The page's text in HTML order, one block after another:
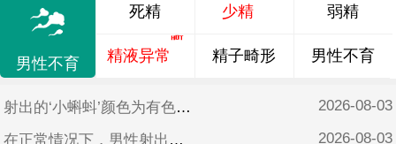
男性不育
死精 少精 弱精
精液异常 精子畸形 男性不育
射出的‘小蝌蚪’颜色为有色可能是因为以下原因： 2026-08-03
在正常情况下，男性射出的精液会在几分钟内凝固成一种蛋白质胶状物质，这种现象被称为射精后凝固。但是有些男性可能会出现射出的‘小蝌蚪’不凝固的情况，这种现象被称为射后不凝。 2026-08-03